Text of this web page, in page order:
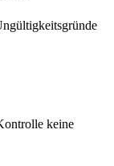
keine